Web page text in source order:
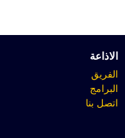
الاذاعة
الفريق
البرامج
اتصل بنا